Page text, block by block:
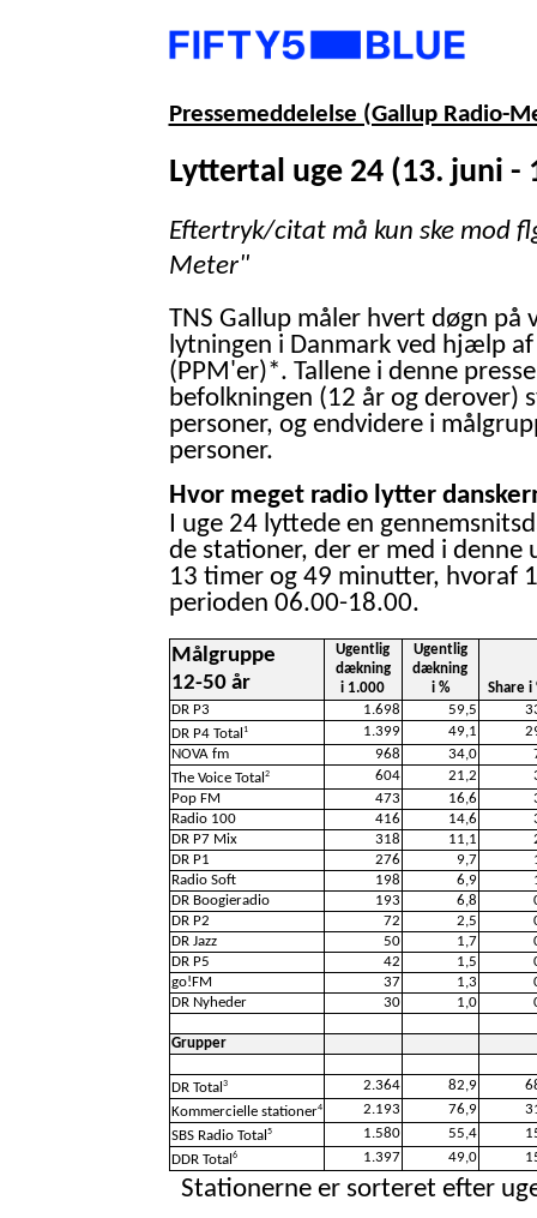
Pressemeddelelse (Gallup Radio-
Lyttertal uge 24 (13. juni -
Eftertryk/citat må kun ske mod
Meter"
TNS Gallup måler hvert døgn på
lytningen i Danmark ved hjælp
(PPM'er)*. Tallene i denne
befolkningen (12 år og derover)
personer, og endvidere i
personer.
Hvor meget radio lytter
I uge 24 lyttede en
de stationer, der er med i denne
13 timer og 49 minutter, hvoraf
perioden 06.00-18.00.
Målgruppe
12-50 år
Ugentlig
dækning
i 1.000
Ugentlig
dækning
i %
Share i
DR P3
1.698 59,5
DR P4 Total 1 1.399 49,1
NOVA fm
968 34,0
The Voice Total 2 604 21,2
Pop FM
473 16,6
Radio 100
416 14,6
DR P7 Mix
318 11,1
DR P1
276 9,7
Radio Soft
198 6,9
DR Boogieradio
193 6,8
DR P2
72 2,5
DR Jazz
50 1,7
DR P5
42 1,5
go!FM
37 1,3
DR Nyheder
30 1,0
Grupper
DR Total 3 2.364 82,9
Kommercielle stationer4 2.193 76,9
SBS Radio Total 5 1.580 55,4
DDR Total 6 1.397 49,0
Stationerne er sorteret efter